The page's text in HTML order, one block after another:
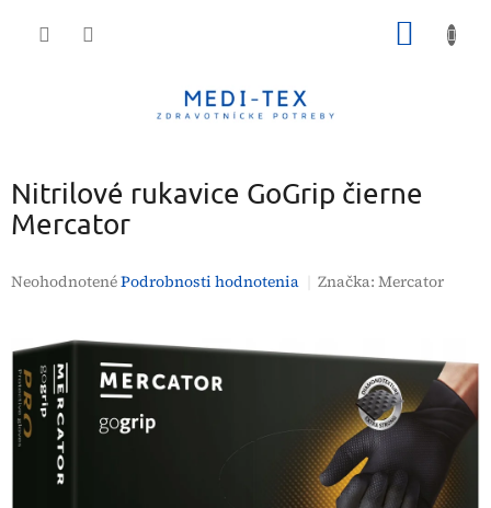
Nitrilové rukavice GoGrip čierne
Mercator
Priemerné
0,0
hviezdičiek.
NeohodnotenéPodrobnosti hodnotenia Značka:Mercator